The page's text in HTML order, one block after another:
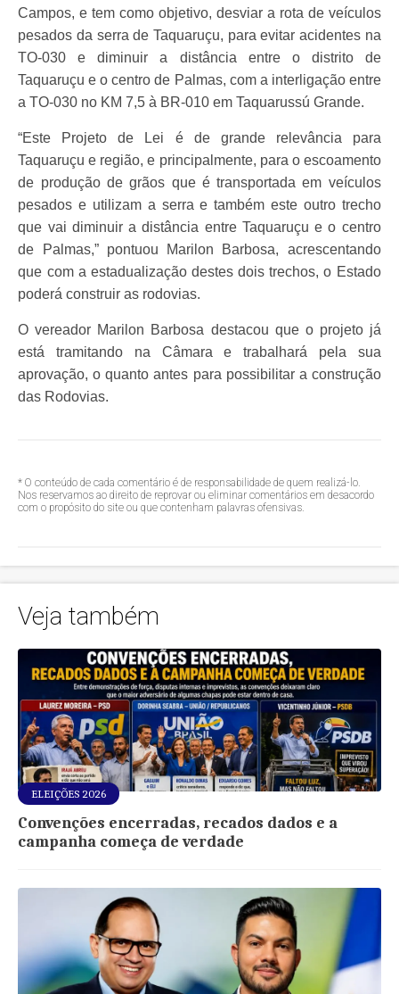
Campos, e tem como objetivo, desviar a rota de veículos
pesados da serra de Taquaruçu, para evitar acidentes na
TO-030 e diminuir a distância entre o distrito de
Taquaruçu e o centro de Palmas, com a interligação entre
a TO-030 no KM 7,5 à BR-010 em Taquarussú Grande.
“Este Projeto de Lei é de grande relevância para
Taquaruçu e região, e principalmente, para o escoamento
de produção de grãos que é transportada em veículos
pesados e utilizam a serra e também este outro trecho
que vai diminuir a distância entre Taquaruçu e o centro
de Palmas,” pontuou Marilon Barbosa, acrescentando
que com a estadualização destes dois trechos, o Estado
poderá construir as rodovias.
O vereador Marilon Barbosa destacou que o projeto já
está tramitando na Câmara e trabalhará pela sua
aprovação, o quanto antes para possibilitar a construção
das Rodovias.
* O conteúdo de cada comentário é de responsabilidade de quem realizá-lo.
Nos reservamos ao direito de reprovar ou eliminar comentários em desacordo
com o propósito do site ou que contenham palavras ofensivas.
Veja também
ELEIÇÕES 2026
Convenções encerradas, recados dados e a
campanha começa de verdade